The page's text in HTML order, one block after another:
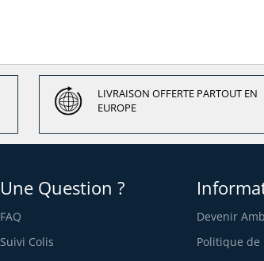
LIVRAISON OFFERTE PARTOUT EN
EUROPE
Une Question ?
FAQ
Suivi Colis
Devenir
Politique